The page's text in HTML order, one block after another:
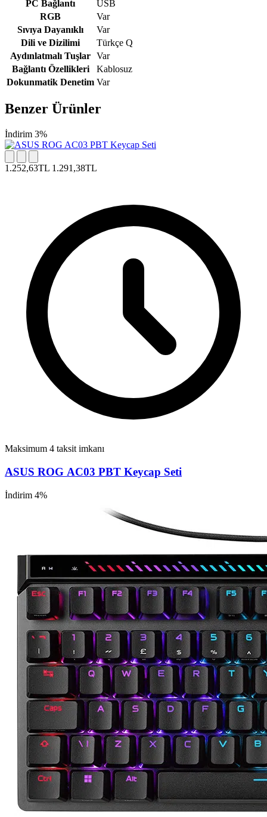
PC Bağlantı
USB
RGB
Var
Sıvıya Dayanıklı
Var
Dili ve Dizilimi
Türkçe Q
Aydınlatmalı Tuşlar Var
Bağlantı Özellikleri
Kablosuz
Dokunmatik Denetim Var
Benzer Ürünler
İndirim 3%
1.252,63TL 1.291,38TL
Maksimum 4 taksit imkanı
ASUS ROG AC03 PBT Keycap Seti
İndirim 4%